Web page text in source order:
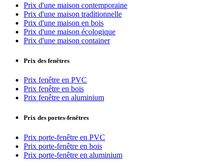
Prix d'une maison contemporaine
Prix d'une maison traditionnelle
Prix d'une maison en bois
Prix d'une maison écologique
Prix d'une maison container
Prix des fenêtres
Prix fenêtre en PVC
Prix fenêtre en bois
Prix fenêtre en aluminium
Prix des portes-fenêtres
Prix porte-fenêtre en PVC
Prix porte-fenêtre en bois
Prix porte-fenêtre en aluminium